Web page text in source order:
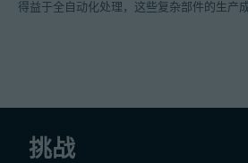
得益于全自动化处理，这些复杂部件的生产成
挑战